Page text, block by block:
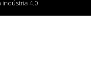
indústria 4.0